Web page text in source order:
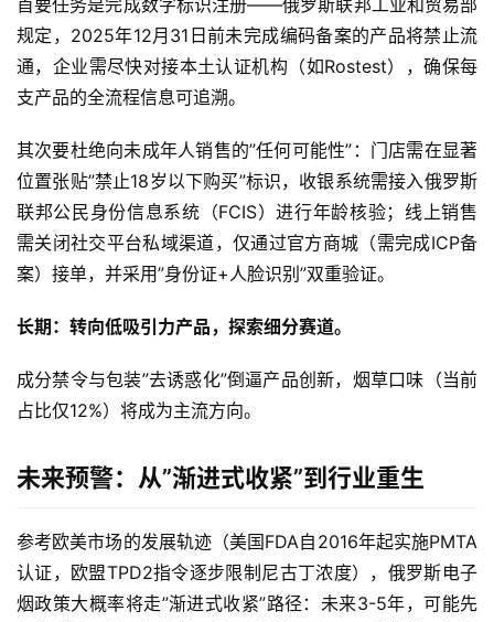
次
性
电
子
电
子
烟
评
测
配
烟
国
系
列
首要任务是完成数字标识注册——俄罗斯联邦工业和贸易部
规定，2025年12月31日前未完成编码备案的产品将禁止流
通，企业需尽快对接本土认证机构（如Rostest），确保每
支产品的全流程信息可追溯。
其次要杜绝向未成年人销售的”任何可能性”：门店需在显著
位置张贴”禁止18岁以下购买”标识，收银系统需接入俄罗斯
联邦公民身份信息系统（FCIS）进行年龄核验；线上销售
需关闭社交平台私域渠道，仅通过官方商城（需完成ICP备
案）接单，并采用”身份证+人脸识别”双重验证。
长期：转向低吸引力产品，探索细分赛道。
成分禁令与包装”去诱惑化”倒逼产品创新，烟草口味（当前
占比仅12%）将成为主流方向。
未来预警：从”渐进式收紧”到行业重生
参考欧美市场的发展轨迹（美国FDA自2016年起实施PMTA
认证，欧盟TPD2指令逐步限制尼古丁浓度），俄罗斯电子
烟政策大概率将走”渐进式收紧”路径：未来3-5年，可能先